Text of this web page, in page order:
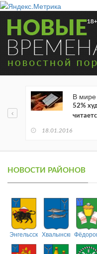
В мире
52%
18.01.2016
НОВОСТИ РАЙОНОВ
ЭнгельсскийХвалынский